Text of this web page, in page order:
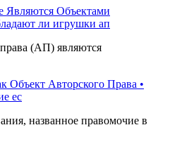
Являются Объектами
ли игрушки ап
(АП) являются
Объект Авторского Права •
ес
названное правомочие в